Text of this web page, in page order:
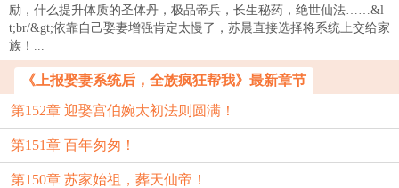
励，什么提升体质的圣体丹，极品帝兵，长生秘药，绝世仙法……&l
t;br/&gt;依靠自己娶妻增强肯定太慢了，苏晨直接选择将系统上交给家
族！...
《上报娶妻系统后，全族疯狂帮我》最新章节
第152章 迎娶宫伯婉太初法则圆满！
第151章 百年匆匆！
第150章 苏家始祖，葬天仙帝！